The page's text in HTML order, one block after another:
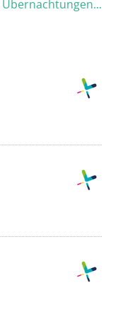
eine Bar zum
Entspannen